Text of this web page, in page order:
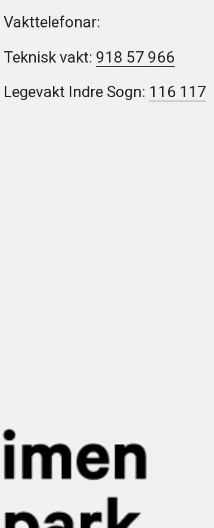
Vakttelefonar:
Teknisk vakt: 918 57 966
Legevakt Indre Sogn: 116 117